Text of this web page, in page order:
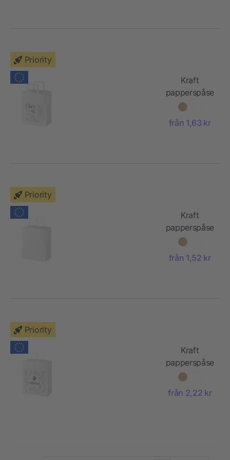
Priority
Kraft
papperspåse
80 g/m2
med platta
handtag –
från 1,63 kr
Priority
Kraft
papperspåse
80–90 g/m2
tvinnade
från 1,52 kr
Priority
Kraft
papperspåse
80–90 g/m2
tvinnade
från 2,22 kr